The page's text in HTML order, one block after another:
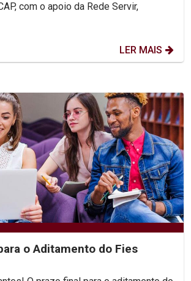
com o apoio da Rede Servir,
LER MAIS
o Aditamento do Fies